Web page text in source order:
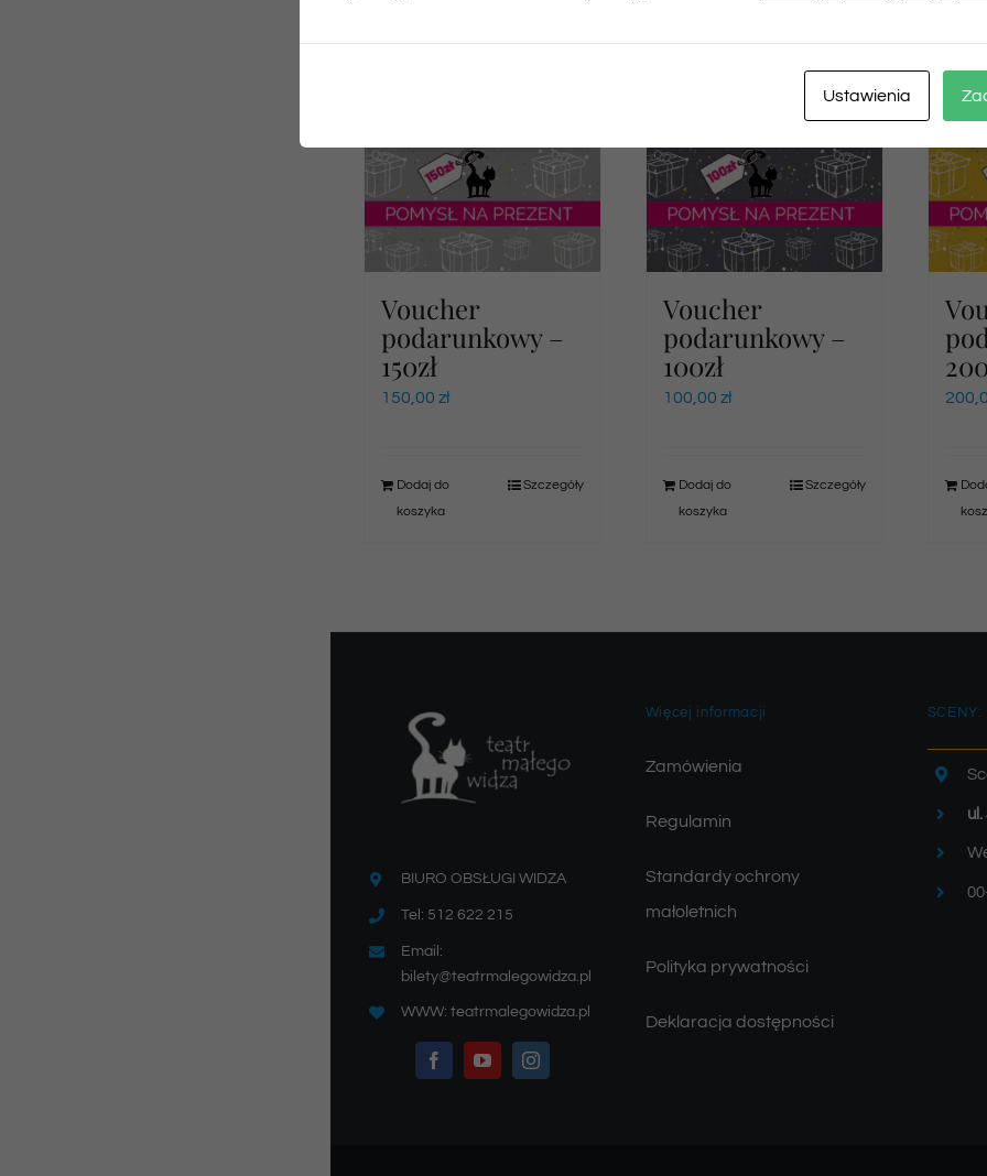
Voucher
podarunkowy –
150zł
150,00 zł
Dodaj do
koszyka
Szczegóły
Voucher
podarunkowy –
100zł
100,00 zł
Dodaj do
koszyka
Szczegóły
BIURO OBSŁUGI WIDZA
Tel: 512 622 215
Email:
bilety@teatrmalegowidza.pl
WWW: teatrmalegowidza.pl
Więcej informacji
Zamówienia
Regulamin
Standardy ochrony
małoletnich
Polityka prywatności
Deklaracja dostępności
SCENY:
Ustawienia